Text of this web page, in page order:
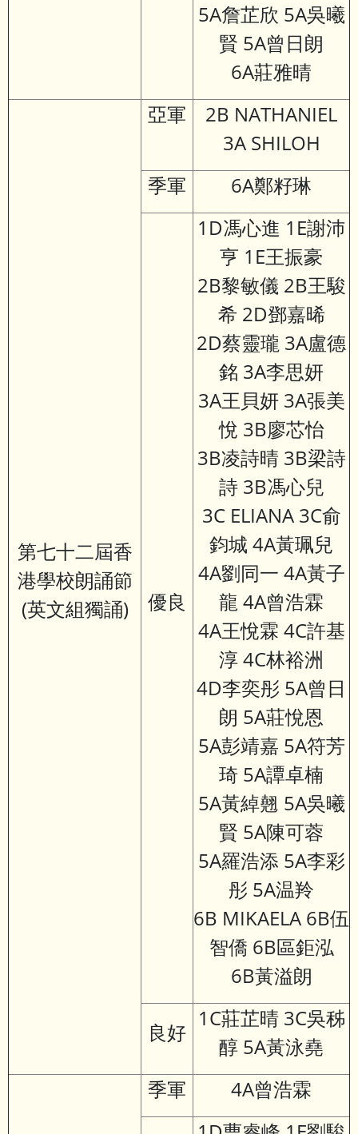
5A詹芷欣 5A吳曦
賢 5A曾日朗
6A莊雅晴
第七十二屆香
港學校朗誦節
(英文組獨誦)
亞軍
2B NATHANIEL
3A SHILOH
季軍
6A鄭籽琳
優良
1D馮心進 1E謝沛
亨 1E王振豪
2B黎敏儀 2B王駿
希 2D鄧嘉晞
2D蔡靈瓏 3A盧德
銘 3A李思妍
3A王貝妍 3A張美
悅 3B廖芯怡
3B凌詩晴 3B梁詩
詩 3B馮心兒
3C ELIANA 3C俞
鈞城 4A黃珮兒
4A劉同一 4A黃子
龍 4A曾浩霖
4A王悅霖 4C許基
淳 4C林裕洲
4D李奕彤 5A曾日
朗 5A莊悅恩
5A彭靖嘉 5A符芳
琦 5A譚卓楠
5A黃綽翹 5A吳曦
賢 5A陳可蓉
5A羅浩添 5A李彩
彤 5A温羚
6B MIKAELA 6B伍
智僑 6B區鉅泓
6B黃溢朗
良好
1C莊芷晴 3C吳秭
醇 5A黃泳堯
季軍
4A曾浩霖